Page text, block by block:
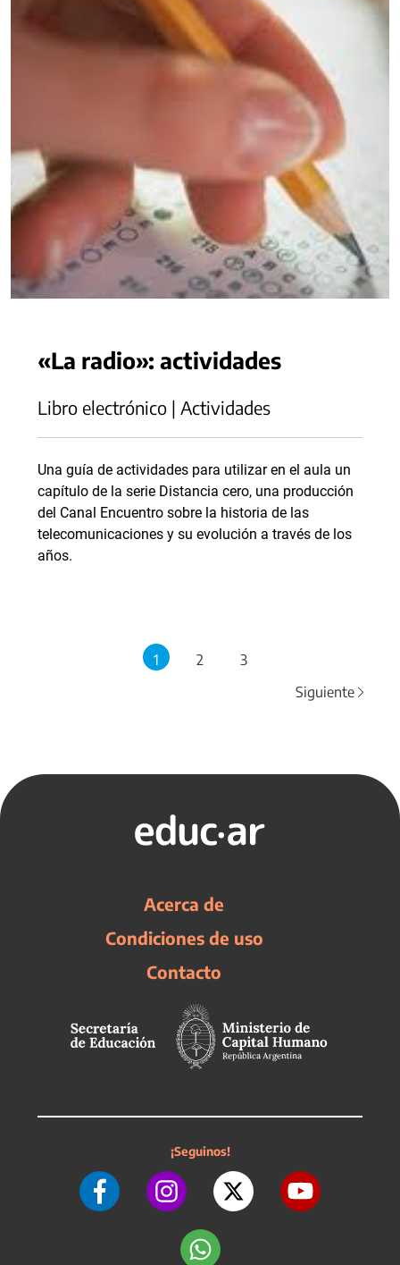
«La radio»: actividades
Libro electrónico | Actividades
Una guía de actividades para utilizar en el aula un
capítulo de la serie Distancia cero, una producción
del Canal Encuentro sobre la historia de las
telecomunicaciones y su evolución a través de los
años.
1 2
3
Siguiente
Acerca de
Condiciones de uso
Contacto
¡Seguinos!